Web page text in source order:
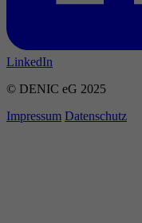
LinkedIn
© DENIC eG 2025
Impressum Datenschutz